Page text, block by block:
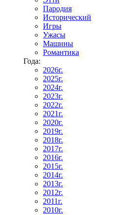
Пародия
Исторический
Игры
Ужасы
Машины
Романтика
Года:
2026г.
2025г.
2024г.
2023г.
2022г.
2021г.
2020г.
2019г.
2018г.
2017г.
2016г.
2015г.
2014г.
2013г.
2012г.
2011г.
2010г.